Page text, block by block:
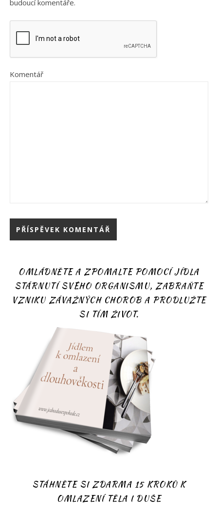
budoucí komentáře.
Komentář
OMLÁDNĚTE A ZPOMALTE POMOCÍ JÍDLA
STÁRNUTÍ SVÉHO ORGANISMU, ZABRAŇTE
VZNIKU ZÁVAŽNÝCH CHOROB A PRODLUŽTE
SI TÍM ŽIVOT.
STÁHNĚTE SI ZDARMA 15 KROKŮ K
OMLAZENÍ TĚLA I DUŠE